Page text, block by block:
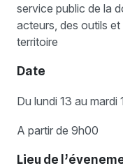
service public de la
acteurs, des outils
territoire
Date
Du lundi 13 au
A partir de 9h00
Lieu de